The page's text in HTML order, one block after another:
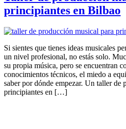
principiantes en Bilbao
Si sientes que tienes ideas musicales
un nivel profesional, no estás solo.
su propia música, pero se encuentran
conocimientos técnicos, el miedo a
saber por dónde empezar. Un taller de
principiantes en […]